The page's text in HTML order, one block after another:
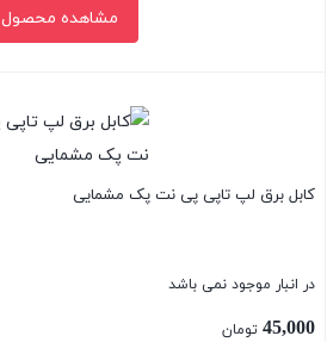
مشاهده محصول
کابل برق لپ تاپی پی نت پک مشمایی
در انبار موجود نمی باشد
45,000 تومان